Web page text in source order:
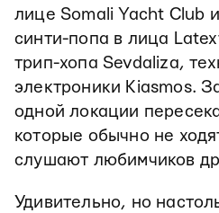
лице Somali Yacht Club
синти-попа в лица
трип-хопа Sevdaliza,
электроники Kiasmos.
одной локации
которые обычно не
слушают любимчиков
Удивительно, но